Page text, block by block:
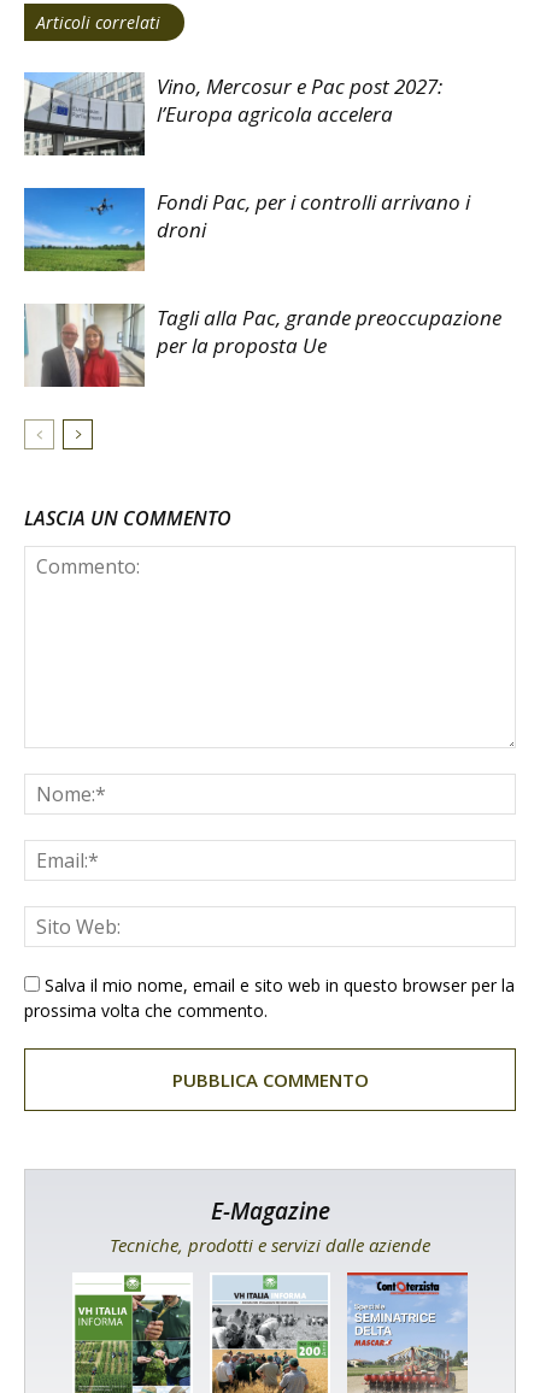
Articoli correlati
Vino, Mercosur e Pac post 2027:
l’Europa agricola accelera
Fondi Pac, per i controlli arrivano i
droni
Tagli alla Pac, grande preoccupazione
per la proposta Ue
LASCIA UN COMMENTO
Salva il mio nome, email e sito web in questo browser per la
prossima volta che commento.
E-Magazine
Tecniche, prodotti e servizi dalle aziende